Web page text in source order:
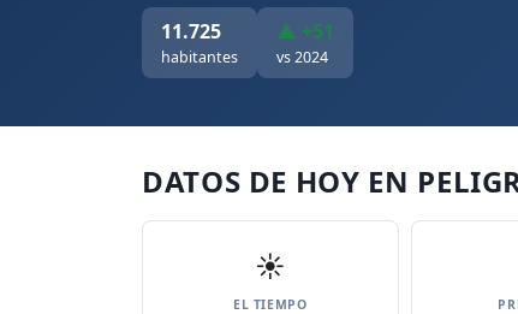
11.725
habitantes
▲ +51
vs 2024
DATOS DE HOY EN
☀️
EL TIEMPO